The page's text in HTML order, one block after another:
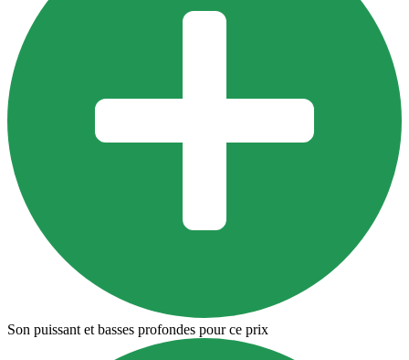
Son puissant et basses profondes pour ce prix